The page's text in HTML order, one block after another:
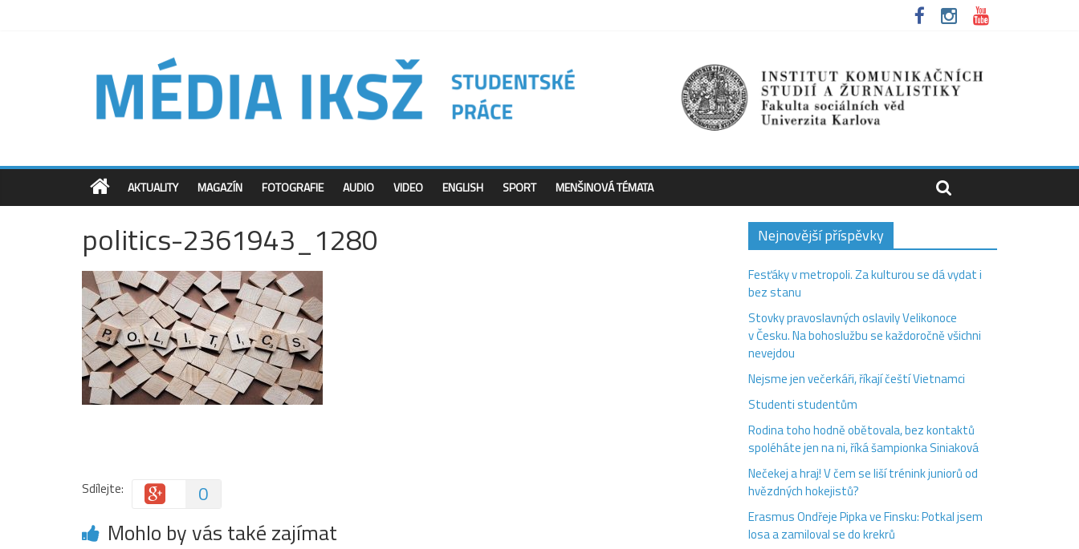
AKTUALITY MAGAZÍN FOTOGRAFIE AUDIO VIDEO ENGLISH SPORT MENŠINOVÁ TÉMATA
politics-2361943_1280
Sdílejte: 0
Mohlo by vás také zajímat
Nejnovější příspěvky
Fesťáky v metropoli. Za kulturou se dá vydat i
bez stanu
Stovky pravoslavných oslavily Velikonoce
v Česku. Na bohoslužbu se každoročně všichni
nevejdou
Nejsme jen večerkáři, říkají čeští Vietnamci
Studenti studentům
Rodina toho hodně obětovala, bez kontaktů
spoléháte jen na ni, říká šampionka Siniaková
Nečekej a hraj! V čem se liší trénink juniorů od
hvězdných hokejistů?
Erasmus Ondřeje Pipka ve Finsku: Potkal jsem
losa a zamiloval se do krekrů